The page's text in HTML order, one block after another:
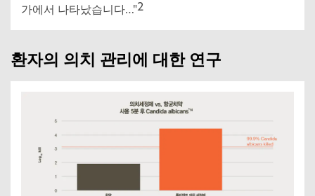
가에서 나타났습니다…"2
환자의 의치 관리에 대한 연구